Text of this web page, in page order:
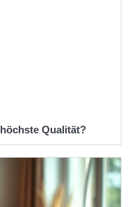
Qualität?